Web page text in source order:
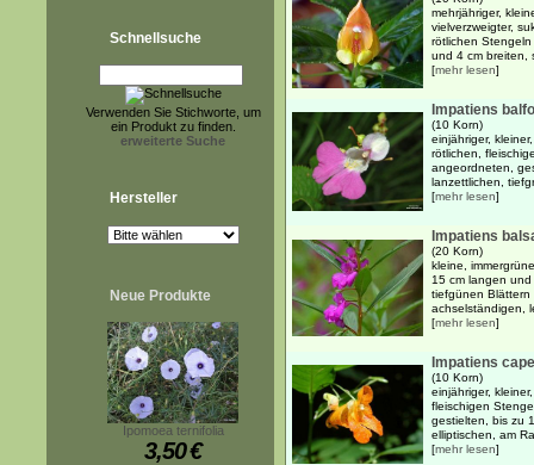
Schnellsuche
Verwenden Sie Stichworte, um
ein Produkt zu finden.
erweiterte Suche
Hersteller
Neue Produkte
Ipomoea ternifolia
3,50€
mehrjähriger,
vielverzweigter,
rötlichen
und 4 cm breiten,
[mehr lesen]
Impatiens
(10 Korn)
einjähriger,
rötlichen,
angeordneten,
lanzettlichen,
[mehr lesen]
Impatiens
(20 Korn)
kleine,
15 cm langen
tiefgünen
achselständigen,
[mehr lesen]
Impatiens
(10 Korn)
einjähriger,
fleischigen
gestielten, bis zu
elliptischen, am
[mehr lesen]